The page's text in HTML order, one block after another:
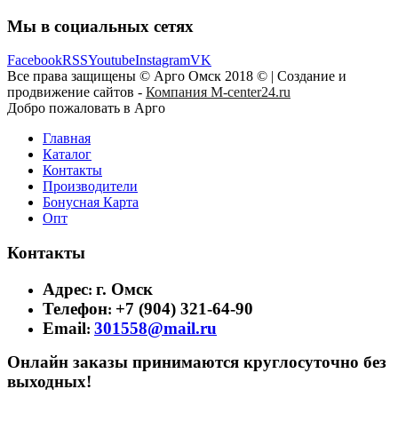
Мы в социальных сетях
FacebookRSSYoutubeInstagramVK
Все права защищены © Арго Омск 2018 © | Создание и
продвижение сайтов - Компания M-center24.ru
Добро пожаловать в Арго
Главная
Каталог
Контакты
Производители
Бонусная Карта
Опт
Контакты
Адрес: г. Омск
Телефон: +7 (904) 321-64-90
Email: 301558@mail.ru
Онлайн заказы принимаются круглосуточно без
выходных!